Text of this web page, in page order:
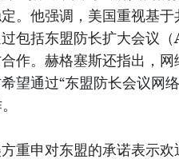
。他强调，美国重视基
包括东盟防长扩大会议
作。赫格塞斯还指出，
望通过“东盟防长会议网
重申对东盟的承诺表示